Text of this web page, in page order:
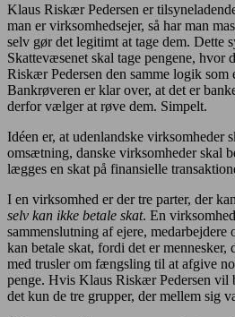
Klaus Riskær Pedersen er
man er virksomhedsejer, så har man
selv gør det legitimt at tage dem. Dette
Skattevæsenet skal tage pengene, hvor
Riskær Pedersen den samme logik som
Bankrøveren er klar over, at det er
derfor vælger at røve dem. Simpelt.
Idéen er, at udenlandske virksomheder
omsætning, danske virksomheder skal
lægges en skat på finansielle
I en virksomhed er der tre parter, der
selv kan ikke betale skat. En
sammenslutning af ejere, medarbejdere
kan betale skat, fordi det er mennesker,
med trusler om fængsling til at afgive
penge. Hvis Klaus Riskær Pedersen vil
det kun de tre grupper, der mellem sig